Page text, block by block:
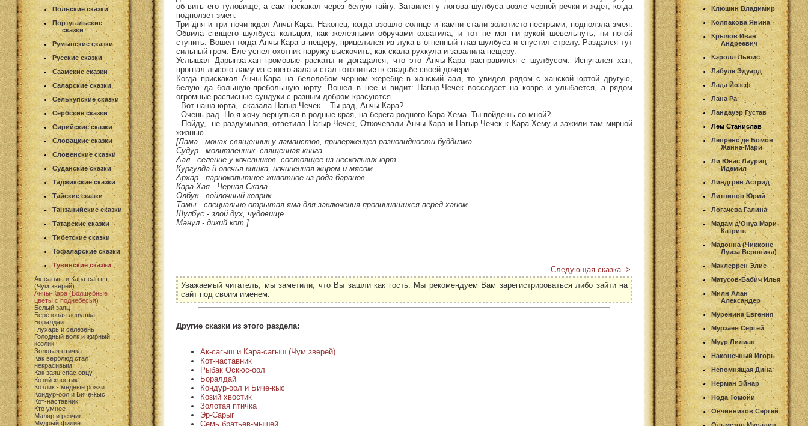
Польские сказки
Португальские
сказки
Румынские сказки
Русские сказки
Саамские сказки
Саларские сказки
Селькупские сказки
Сербские сказки
Сирийские сказки
Словацкие сказки
Словенские сказки
Суданские сказки
Таджикские сказки
Тайские сказки
Танзанийские сказки
Татарские сказки
Тибетские сказки
Тофаларские сказки
Тувинские сказки
Ак-сагыш и Кара-сагыш
(Чум зверей)
Анчы-Кара (Волшебные
цветы с поднебесья)
Белый заяц
Березовая девушка
Боралдай
Глухарь и селезень
Голодный волк и жирный
козлик
Золотая птичка
Как верблюд стал
некрасивым
Как заяц спас овцу
Козий хвостик
Козлик - медные рожки
Кондур-оол и Биче-кыс
Кот-наставник
Кто умнее
Маляр и резчик
Мудрый филин
об вить его туловище, а сам поскакал через белую тайгу. Затаился у логова шулбуса возле черной речки и ждет, когда
подползет змея.
Три дня и три ночи ждал Анчы-Кара. Наконец, когда взошло солнце и камни стали золотисто-пестрыми, подползла змея.
Обвила спящего шулбуса кольцом, как железными обручами охватила, и тот не мог ни рукой шевельнуть, ни ногой
ступить. Вошел тогда Анчы-Кара в пещеру, прицелился из лука в огненный глаз шулбуса и спустил стрелу. Раздался тут
сильный гром. Еле успел охотник наружу выскочить, как скала рухкула и завалила пещеру.
Услышал Дарынза-хан громовые раскаты и догадался, что это Анчы-Кара расправился с шулбусом. Испугался хан,
прогнал лысого ламу из своего аала и стал готовиться к свадьбе своей дочери.
Когда прискакал Анчы-Кара на белолобом черном жеребце в ханский аал, то увидел рядом с ханской юртой другую,
белую да большую-пребольшую юрту. Вошел в нее и видит: Нагыр-Чечек восседает на ковре и улыбается, а рядом
огромные расписные сундуки с разным добром красуются.
- Вот наша юрта,- сказала Нагыр-Чечек. - Ты рад, Анчы-Кара?
- Очень рад. Но я хочу вернуться в родные края, на берега родного Кара-Хема. Ты пойдешь со мной?
- Пойду,- не раздумывая, ответила Нагыр-Чечек, Откочевали Анчы-Кара и Нагыр-Чечек к Кара-Хему и зажили там мирной
жизнью.
[Лама - монах-священник у ламаистов, приверженцев разновидности буддизма.
Судур - молитвенник, священная книга.
Аал - селение у кочевников, состоящее из нескольких юрт.
Кургулда й-овечья кишка, начиненная жиром и мясом.
Архар - парнокопытное животное из рода баранов.
Кара-Хая - Черная Скала.
Олбук - войлочный коврик.
Тамы - специально отрытая яма для заключения провинившихся перед ханом.
Шулбус - злой дух, чудовище.
Манул - дикий кот.]
Следующая сказка ->
Уважаемый читатель, мы заметили, что Вы зашли как гость. Мы рекомендуем Вам зарегистрироваться либо зайти на
сайт под своим именем.
Другие сказки из этого раздела:
Ак-сагыш и Кара-сагыш (Чум зверей)
Кот-наставник
Рыбак Оскюс-оол
Боралдай
Кондур-оол и Биче-кыс
Козий хвостик
Золотая птичка
Эр-Сарыг
Семь братьев-мышей
Клюшин Владимир
Колпакова Янина
Крылов Иван
Андреевич
Кэролл Льюис
Лабуле Эдуард
Лада Йозеф
Лана Ра
Ландауэр Густав
Лем Станислав
Лепренс де Бомон
Жанна-Мари
Ли Юнас Лауриц
Идемил
Линдгрен Астрид
Литвинов Юрий
Логачева Галина
Мадам д'Онуа Мари-
Катрин
Мадонна (Чикконе
Луиза Вероника)
Маклеррен Элис
Матусов-Бабич Илья
Милн Алан
Александер
Муренина Евгения
Мурзаев Сергей
Муур Лилиан
Наконечный Игорь
Непомнящая Дина
Нерман Эйнар
Нода Томойи
Овчинников Сергей